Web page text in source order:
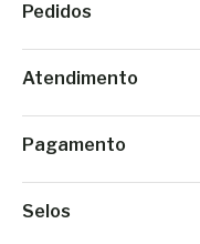
Pedidos
Atendimento
Pagamento
Selos